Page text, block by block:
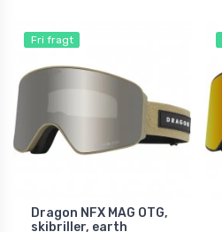
Fri fragt
Dragon NFX MAG OTG,
skibriller, earth